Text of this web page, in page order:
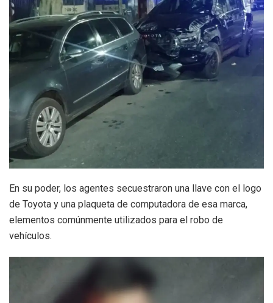
En su poder, los agentes secuestraron una llave con el logo
de Toyota y una plaqueta de computadora de esa marca,
elementos comúnmente utilizados para el robo de
vehículos.